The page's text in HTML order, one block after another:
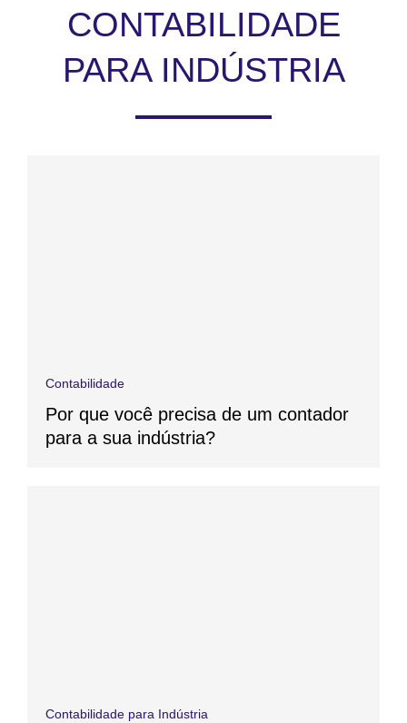
CONTABILIDADE
PARA INDÚSTRIA
Contabilidade
Por que você precisa de um contador
para a sua indústria?
Contabilidade para Indústria